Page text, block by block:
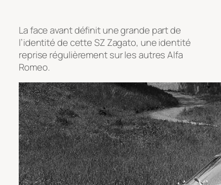
La face avant définit une grande part de
l’identité de cette SZ Zagato, une identité
reprise régulièrement sur les autres Alfa
Romeo.